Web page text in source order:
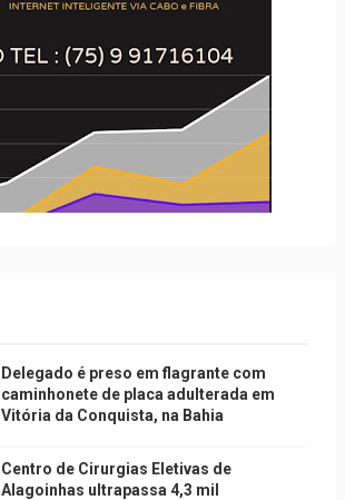
Delegado é preso em flagrante com
caminhonete de placa adulterada em
Vitória da Conquista, na Bahia
Centro de Cirurgias Eletivas de
Alagoinhas ultrapassa 4,3 mil